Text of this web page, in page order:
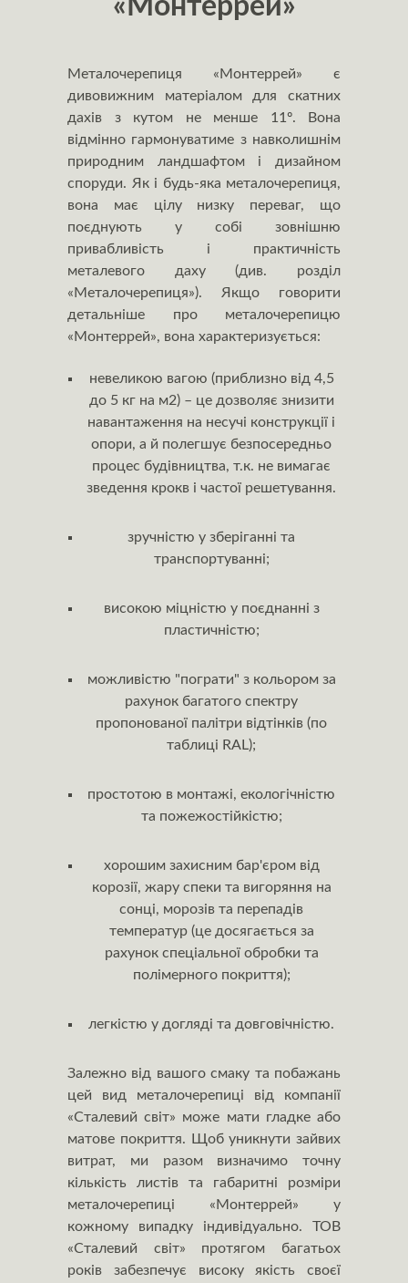
«Монтеррей»
Металочерепиця «Монтеррей» є
дивовижним матеріалом для скатних
дахів з кутом не менше 11º. Вона
відмінно гармонуватиме з навколишнім
природним ландшафтом і дизайном
споруди. Як і будь-яка металочерепиця,
вона має цілу низку переваг, що
поєднують у собі зовнішню
привабливість і практичність
металевого даху (див. розділ
«Металочерепиця»). Якщо говорити
детальніше про металочерепицю
«Монтеррей», вона характеризується:
невеликою вагою (приблизно від 4,5
до 5 кг на м2) – це дозволяє знизити
навантаження на несучі конструкції і
опори, а й полегшує безпосередньо
процес будівництва, т.к. не вимагає
зведення крокв і частої решетування.
зручністю у зберіганні та
транспортуванні;
високою міцністю у поєднанні з
пластичністю;
можливістю "пограти" з кольором за
рахунок багатого спектру
пропонованої палітри відтінків (по
таблиці RAL);
простотою в монтажі, екологічністю
та пожежостійкістю;
хорошим захисним бар'єром від
корозії, жару спеки та вигоряння на
сонці, морозів та перепадів
температур (це досягається за
рахунок спеціальної обробки та
полімерного покриття);
легкістю у догляді та довговічністю.
Залежно від вашого смаку та побажань
цей вид металочерепиці від компанії
«Сталевий світ» може мати гладке або
матове покриття. Щоб уникнути зайвих
витрат, ми разом визначимо точну
кількість листів та габаритні розміри
металочерепиці «Монтеррей» у
кожному випадку індивідуально. ТОВ
«Сталевий світ» протягом багатьох
років забезпечує високу якість своєї